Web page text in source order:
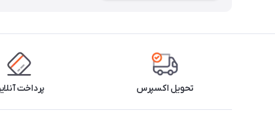
تحویل اکسپرس پرداخت